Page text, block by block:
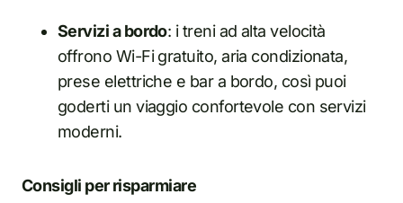
Servizi a bordo: i treni ad alta velocità
offrono Wi-Fi gratuito, aria condizionata,
prese elettriche e bar a bordo, così puoi
goderti un viaggio confortevole con servizi
moderni.
Consigli per risparmiare